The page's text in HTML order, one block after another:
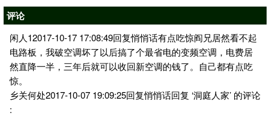
评论
闲人12017-10-17 17:08:49回复悄悄话有点吃惊阎兄居然看不起
电路板，我破空调坏了以后搞了个最省电的变频空调，电费居
然直降一半，三年后就可以收回新空调的钱了。自己都有点吃
惊。
乡关何处2017-10-07 19:09:25回复悄悄话回复 ‘洞庭人家’ 的评论
: